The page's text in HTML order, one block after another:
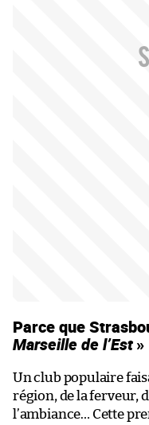
Parce que
Marseille de l’Est»
Un club populaire
région, de la ferveur,
l’ambiance… Cette